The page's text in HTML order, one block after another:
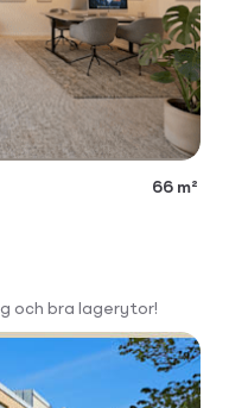
66 m²
och bra lagerytor!